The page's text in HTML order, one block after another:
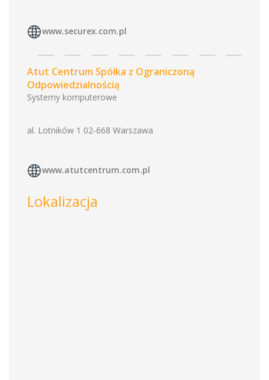
www.securex.com.pl
Atut Centrum Spółka z Ograniczoną
Odpowiedzialnością
Systemy komputerowe
al. Lotników 1 02-668 Warszawa
www.atutcentrum.com.pl
Lokalizacja